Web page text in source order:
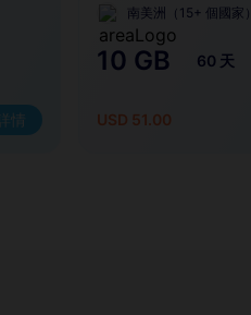
情
南美洲（15+ 個國家）
10 GB 60 天
USD 51.00